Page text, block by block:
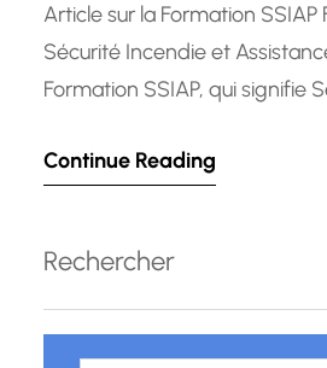
Article sur la Formation SSIAP
Sécurité Incendie et
Formation SSIAP, qui signifie
essentielle pour les
capables de prévenir les
mettre en…
Continue Reading
Rechercher